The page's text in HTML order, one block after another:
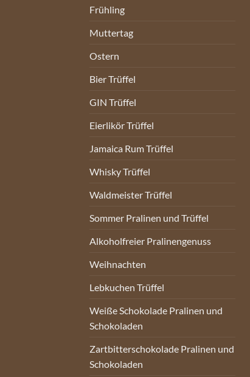
Frühling
Muttertag
Ostern
Bier Trüffel
GIN Trüffel
Eierlikör Trüffel
Jamaica Rum Trüffel
Whisky Trüffel
Waldmeister Trüffel
Sommer Pralinen und Trüffel
Alkoholfreier Pralinengenuss
Weihnachten
Lebkuchen Trüffel
Weiße Schokolade Pralinen und
Schokoladen
Zartbitterschokolade Pralinen und
Schokoladen